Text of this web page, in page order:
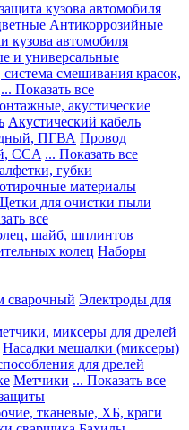
кузова автомобиля
Антикоррозийные
кузова автомобиля
и универсальные
смешивания красок,
... Показать все
акустические
Акустический кабель
ПГВА Провод
CCA ... Показать все
губки
материалы
для очистки пыли
все
шайб, шплинтов
колец Наборы
сварочный Электроды для
миксеры для дрелей
Насадки мешалки (миксеры)
для дрелей
Метчики ... Показать все
тканевые, ХБ, краги